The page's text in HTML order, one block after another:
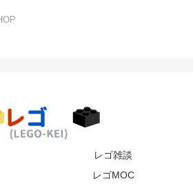
レゴ雑談
レゴMOC